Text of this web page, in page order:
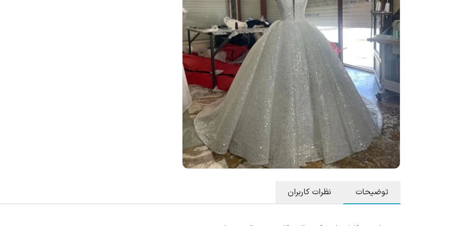
توضیحات نظرات کاربران